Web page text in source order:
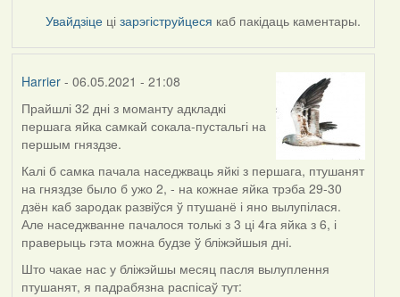
Увайдзіце цізарэгіструйцеся каб пакідаць каментары.
Harrier- 06.05.2021 - 21:08
Прайшлі 32 дні з моманту адкладкі
першага яйка самкай сокала-пустальгі на
першым гняздзе.
Калі б самка пачала наседжваць яйкі з першага, птушанят
на гняздзе было б ужо 2, - на кожнае яйка трэба 29-30
дзён каб зародак развіўся ў птушанё і яно вылупілася.
Але наседжванне пачалося толькі з 3 ці 4га яйка з 6, і
праверыць гэта можна будзе ў бліжэйшыя дні.
Што чакае нас у бліжэйшы месяц пасля вылуплення
птушанят, я падрабязна распісаў тут: